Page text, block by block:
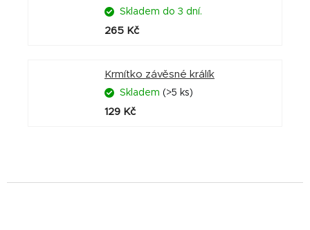
Skladem do 3 dní.
265 Kč
Krmítko závěsné králík
Skladem (>5 ks)
129 Kč